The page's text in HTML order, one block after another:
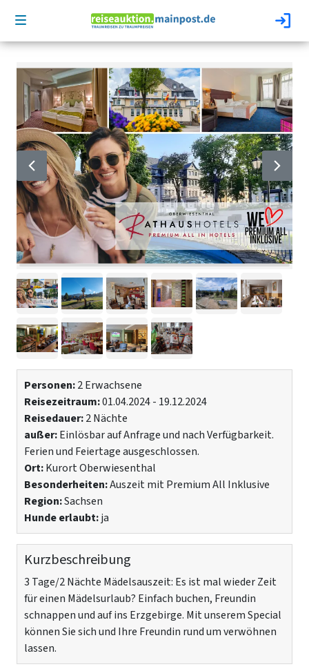
Personen:2 Erwachsene
Reisezeitraum:01.04.2024 - 19.12.2024
Reisedauer:2 Nächte
außer:Einlösbar auf Anfrage und nach Verfügbarkeit.
Ferien und Feiertage ausgeschlossen.
Ort:Kurort Oberwiesenthal
Besonderheiten:Auszeit mit Premium All Inklusive
Region:Sachsen
Hunde erlaubt:ja
Kurzbeschreibung
3 Tage/2 Nächte Mädelsauszeit: Es ist mal wieder Zeit
für einen Mädelsurlaub? Einfach buchen, Freundin
schnappen und auf ins Erzgebirge. Mit unserem Special
können Sie sich und Ihre Freundin rund um verwöhnen
lassen.